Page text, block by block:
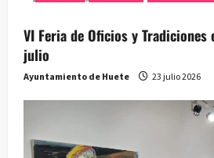
VI Feria de Oficios y Tradiciones
julio
Ayuntamiento de Huete 23 julio 2026